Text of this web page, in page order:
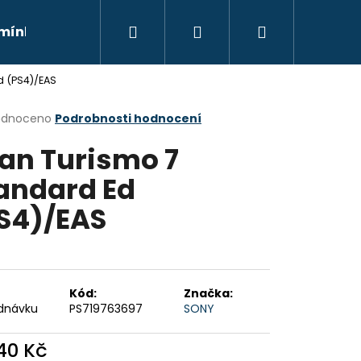
Moje objednávka Kontakty
Přihlášení
EAS
Podrobnosti hodnocení
Turismo 7
Ed
EAS
Kód:
PS719763697
Značka:
SONY
Kč
Následující